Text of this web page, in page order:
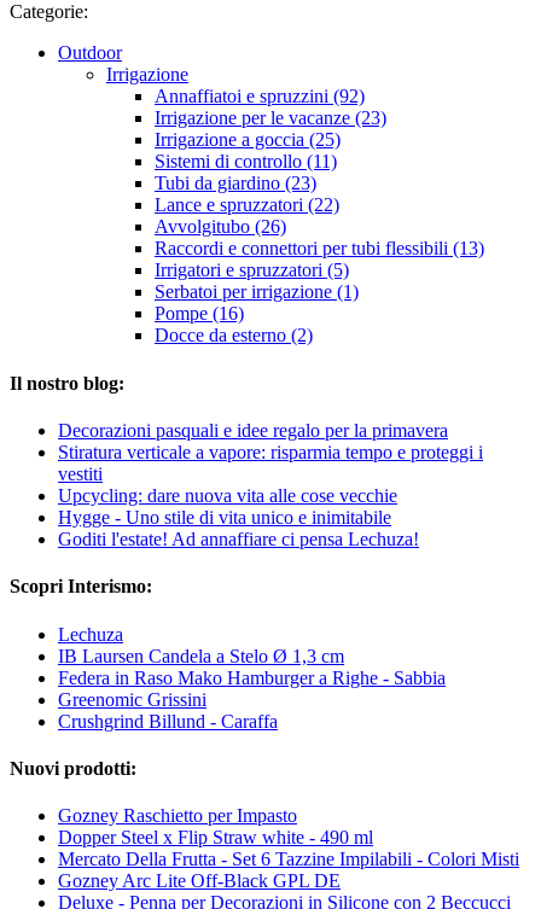
Categorie:
Outdoor
Irrigazione
Annaffiatoi e spruzzini (92)
Irrigazione per le vacanze (23)
Irrigazione a goccia (25)
Sistemi di controllo (11)
Tubi da giardino (23)
Lance e spruzzatori (22)
Avvolgitubo (26)
Raccordi e connettori per tubi flessibili (13)
Irrigatori e spruzzatori (5)
Serbatoi per irrigazione (1)
Pompe (16)
Docce da esterno (2)
Il nostro blog:
Decorazioni pasquali e idee regalo per la primavera
Stiratura verticale a vapore: risparmia tempo e proteggi i
vestiti
Upcycling: dare nuova vita alle cose vecchie
Hygge - Uno stile di vita unico e inimitabile
Goditi l'estate! Ad annaffiare ci pensa Lechuza!
Scopri Interismo:
Lechuza
IB Laursen Candela a Stelo Ø 1,3 cm
Federa in Raso Mako Hamburger a Righe - Sabbia
Greenomic Grissini
Crushgrind Billund - Caraffa
Nuovi prodotti:
Gozney Raschietto per Impasto
Dopper Steel x Flip Straw white - 490 ml
Mercato Della Frutta - Set 6 Tazzine Impilabili - Colori Misti
Gozney Arc Lite Off-Black GPL DE
Deluxe - Penna per Decorazioni in Silicone con 2 Beccucci